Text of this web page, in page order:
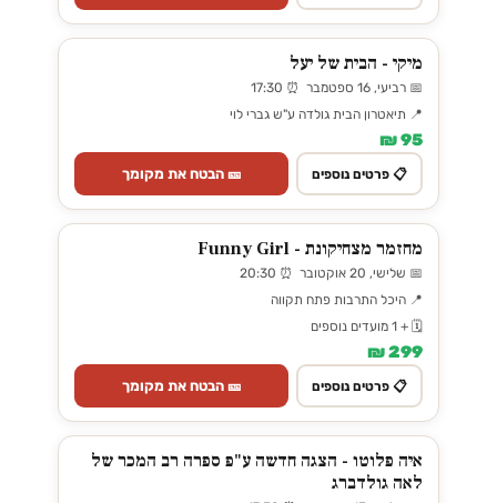
מיקי - הבית של יעל
📅 רביעי, 16 ספטמבר ⏰ 17:30
📍 תיאטרון הבית גולדה ע"ש גברי לוי
95 ₪
📋 פרטים נוספים 🎫 הבטח את מקומך
מחזמר מצחיקונת - Funny Girl
📅 שלישי, 20 אוקטובר ⏰ 20:30
📍 היכל התרבות פתח תקווה
🗓️ + 1 מועדים נוספים
299 ₪
📋 פרטים נוספים 🎫 הבטח את מקומך
איה פלוטו - הצגה חדשה ע"פ ספרה רב המכר של
לאה גולדברג